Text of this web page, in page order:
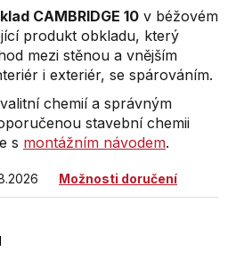
CAMBRIDGE 10 v béžovém
produkt obkladu, který
mezi stěnou a vnějším
i exteriér, se spárováním.
chemií a správným
stavební chemii
s montážním návodem.
Možnosti doručení